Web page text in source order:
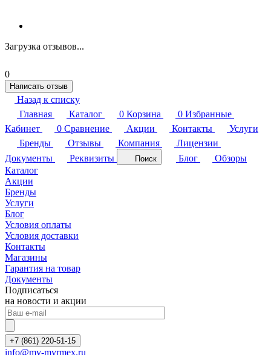
Загрузка отзывов...
0
Написать отзыв
Назад к списку
Главная
Каталог 0 Корзина 0 Избранные
Кабинет
0 Сравнение Акции Контакты
Услуги
Бренды
Отзывы Компания
Лицензии
Документы
Реквизиты Поиск Блог
Обзоры
Каталог
Акции
Бренды
Услуги
Блог
Условия оплаты
Условия доставки
Контакты
Магазины
Гарантия на товар
Документы
Подписаться
на новости и акции
+7 (861) 220-51-15
info@my-myrmex.ru